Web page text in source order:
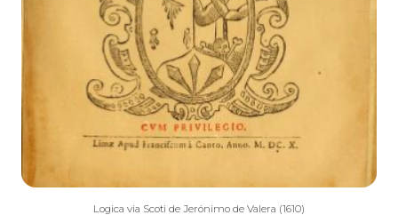
Logica via Scoti de Jerónimo de Valera (1610)